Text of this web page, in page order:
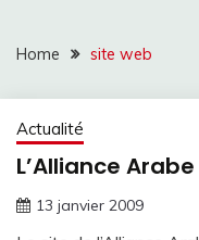
Home site web
Actualité
L’Alliance
13 janvier 2009